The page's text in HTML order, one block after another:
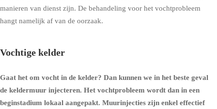
manieren van dienst zijn. De behandeling voor het vochtprobleem
hangt namelijk af van de oorzaak.
Vochtige kelder
Gaat het om vocht in de kelder? Dan kunnen we in het beste geval
de keldermuur injecteren. Het vochtprobleem wordt dan in een
beginstadium lokaal aangepakt. Muurinjecties zijn enkel effectief